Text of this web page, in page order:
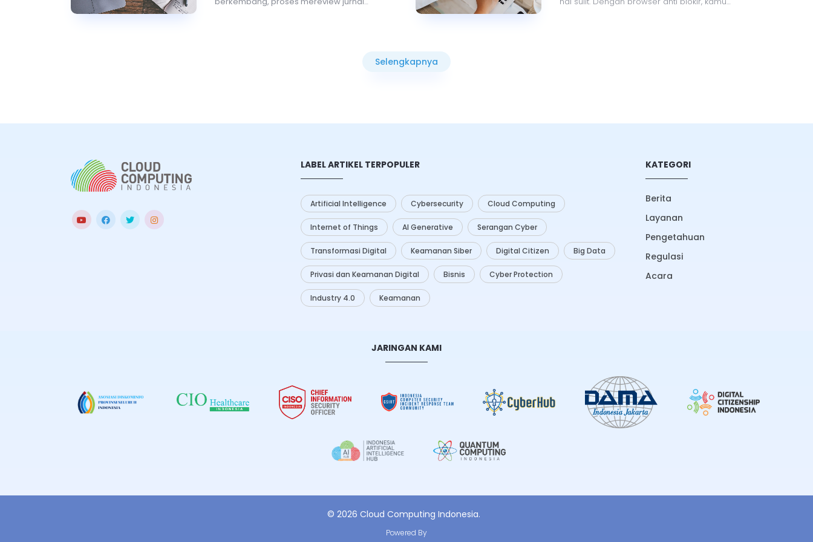
membantu mereka menganalisis dan menilaiSelengkapnya
LABEL ARTIKEL TERPOPULER
Artificial Intelligence Cybersecurity Cloud Computing
Internet of Things AI Generative Serangan Cyber
Transformasi Digital Keamanan Siber Digital Citizen Big Data
Privasi dan Keamanan Digital Bisnis Cyber Protection
Industry 4.0 Keamanan
KATEGORI
Berita
Layanan
Pengetahuan
Regulasi
Acara
JARINGAN KAMI
© 2026 Cloud Computing Indonesia.
Powered By